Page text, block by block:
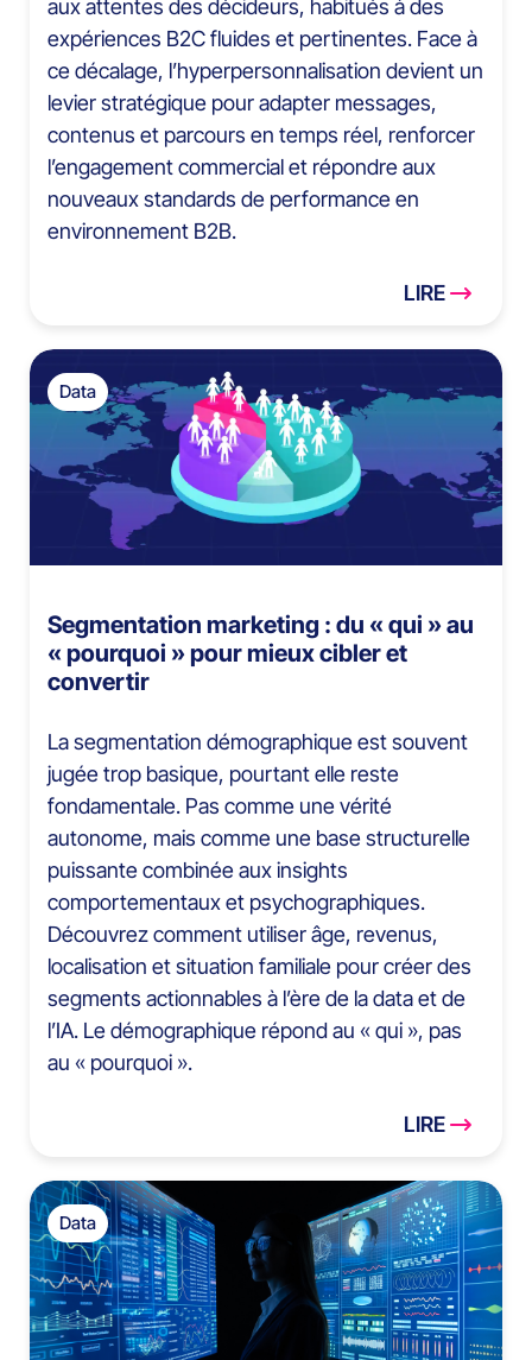
aux attentes des décideurs, habitués à des
expériences B2C fluides et pertinentes. Face à
ce décalage, l’hyperpersonnalisation devient un
levier stratégique pour adapter messages,
contenus et parcours en temps réel, renforcer
l’engagement commercial et répondre aux
nouveaux standards de performance en
environnement B2B.
LIRE
Data
Segmentation marketing : du « qui » au
« pourquoi » pour mieux cibler et
convertir
La segmentation démographique est souvent
jugée trop basique, pourtant elle reste
fondamentale. Pas comme une vérité
autonome, mais comme une base structurelle
puissante combinée aux insights
comportementaux et psychographiques.
Découvrez comment utiliser âge, revenus,
localisation et situation familiale pour créer des
segments actionnables à l’ère de la data et de
l’IA. Le démographique répond au « qui », pas
au « pourquoi ».
LIRE
Data